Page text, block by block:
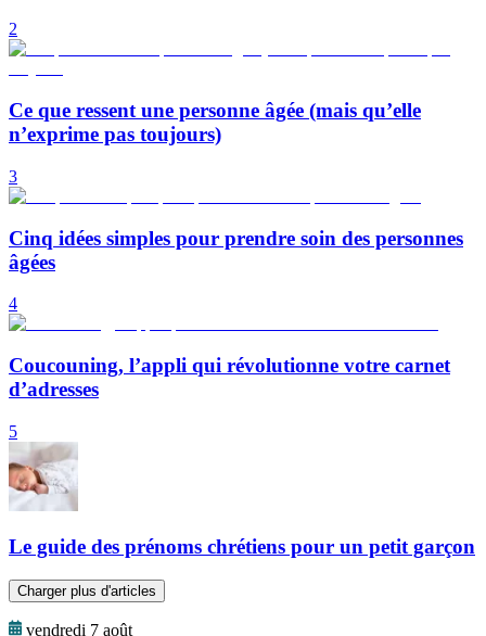
2
Ce que ressent une personne âgée (mais qu’elle
n’exprime pas toujours)
3
Cinq idées simples pour prendre soin des personnes
âgées
4
Coucouning, l’appli qui révolutionne votre carnet
d’adresses
5
Le guide des prénoms chrétiens pour un petit garçon
Charger plus d'articles
vendredi 7 août